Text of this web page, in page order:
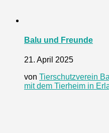
Balu und Freunde
21. April 2025
von Tierschutzverein
mit dem Tierheim in